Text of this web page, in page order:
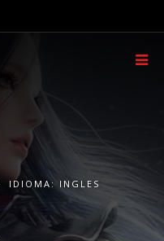
IDIOMA: INGLES